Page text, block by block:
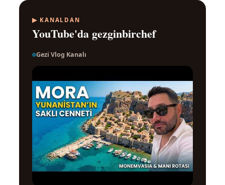
▶ KANALDAN
YouTube'da gezginbirchef
Gezi Vlog Kanalı